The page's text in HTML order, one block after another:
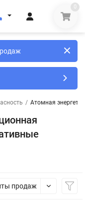
0
/ Атомная
продаж